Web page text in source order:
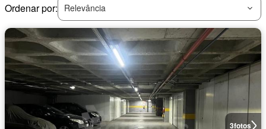
Ordenar por:
Relevância
3fotos